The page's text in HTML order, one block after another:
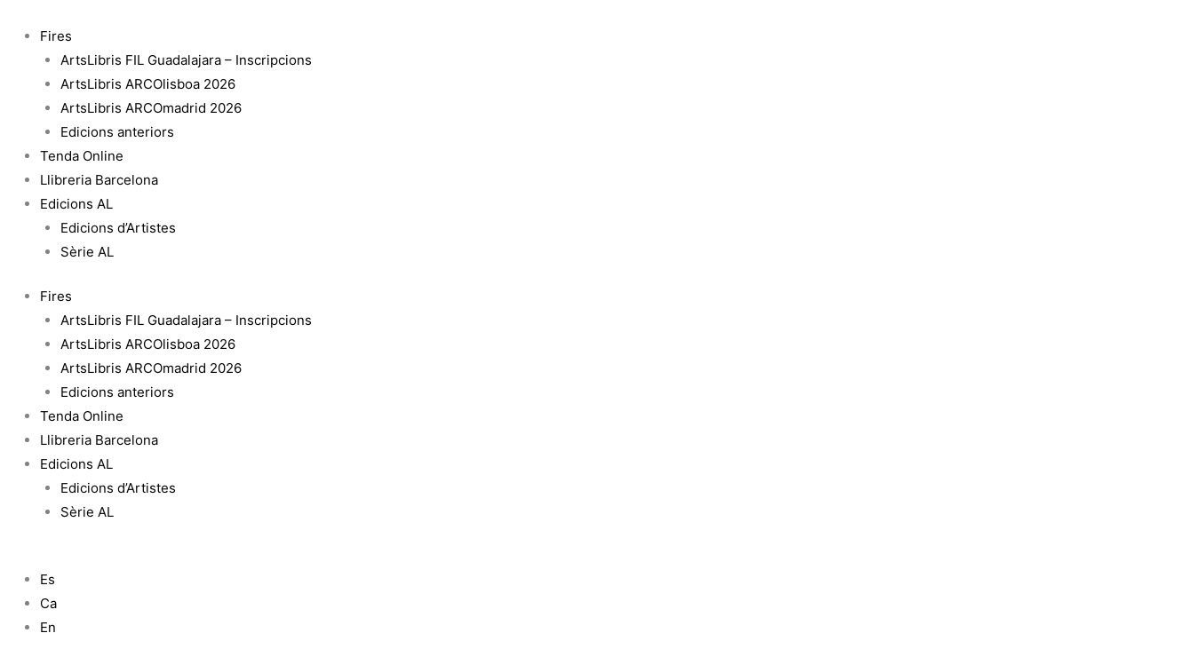
contingut
Fires
ArtsLibris FIL Guadalajara – Inscripcions
ArtsLibris ARCOlisboa 2026
ArtsLibris ARCOmadrid 2026
Edicions anteriors
Tenda Online
Llibreria Barcelona
Edicions AL
Edicions d’Artistes
Sèrie AL
Fires
ArtsLibris FIL Guadalajara – Inscripcions
ArtsLibris ARCOlisboa 2026
ArtsLibris ARCOmadrid 2026
Edicions anteriors
Tenda Online
Llibreria Barcelona
Edicions AL
Edicions d’Artistes
Sèrie AL
Es
Ca
En